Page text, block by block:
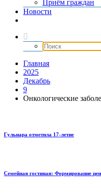
Приём граждан
Новости
Главная
2025
Декабрь
9
Онкологические
Гульнара отметила 17‑летие
Семейная гостиная: Формирование